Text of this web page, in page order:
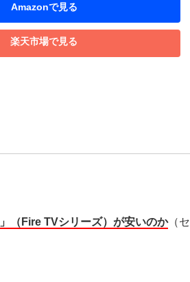
Amazonで見る
楽天市場で見る
（Fire TVシリーズ）が安いのか（セ